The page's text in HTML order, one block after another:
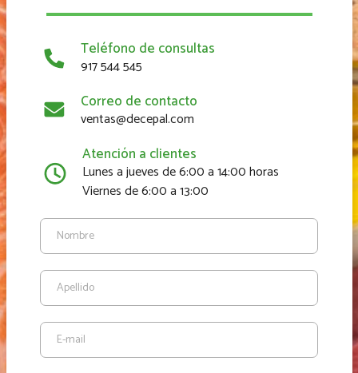
Teléfono de consultas
917 544 545
Correo de contacto
ventas@decepal.com
Atención a clientes
Lunes a jueves de 6:00 a 14:00 horas
Viernes de 6:00 a 13:00